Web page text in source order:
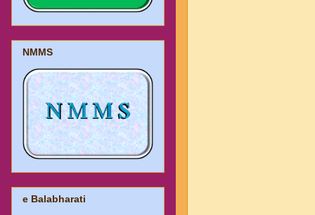
NMMS
e Balabharati